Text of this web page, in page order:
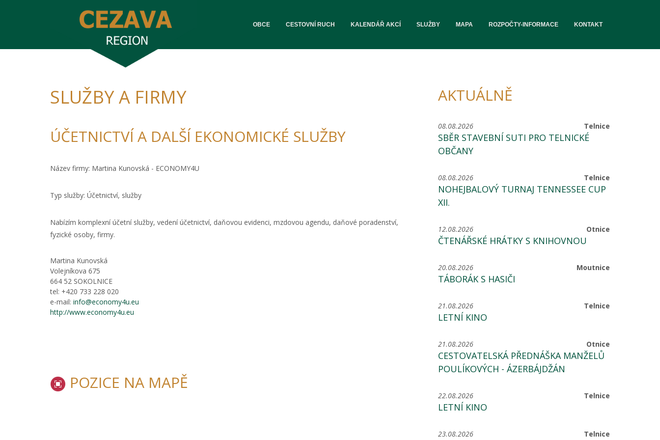
OBCE CESTOVNÍ RUCH KALENDÁŘ AKCÍ SLUŽBY MAPA ROZPOČTY-INFORMACE KONTAKT
SLUŽBY A FIRMY
ÚČETNICTVÍ A DALŠÍ EKONOMICKÉ SLUŽBY
Název firmy: Martina Kunovská - ECONOMY4U
Typ služby: Účetnictví, služby
Nabízím komplexní účetní služby, vedení účetnictví, daňovou evidenci, mzdovou agendu, daňové poradenství,
fyzické osoby, firmy.
Martina Kunovská
Volejníkova 675
664 52 SOKOLNICE
tel: +420 733 228 020
e-mail: info@economy4u.eu
http://www.economy4u.eu
POZICE NA MAPĚ
AKTUÁLNĚ
Telnice
08.08.2026
SBĚR STAVEBNÍ SUTI PRO TELNICKÉ
OBČANY
Telnice
08.08.2026
NOHEJBALOVÝ TURNAJ TENNESSEE CUP
XII.
Otnice
12.08.2026
ČTENÁŘSKÉ HRÁTKY S KNIHOVNOU
Moutnice
20.08.2026
TÁBORÁK S HASIČI
Telnice
21.08.2026
LETNÍ KINO
Otnice
21.08.2026
CESTOVATELSKÁ PŘEDNÁŠKA MANŽELŮ
POULÍKOVÝCH - ÁZERBÁJDŽÁN
Telnice
22.08.2026
LETNÍ KINO
Telnice
23.08.2026